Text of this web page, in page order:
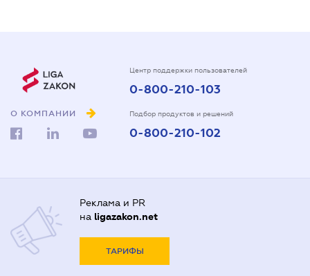
О КОМПАНИИ
Центр поддержки пользователей
0-800-210-103
Подбор продуктов и решений
0-800-210-102
Реклама и PR
на ligazakon.net
ТАРИФЫ